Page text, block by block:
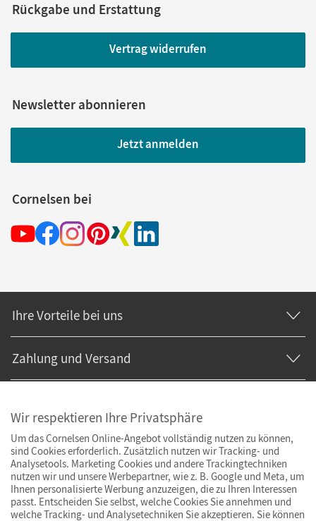
Rückgabe und Erstattung
Vertrag widerrufen
Newsletter abonnieren
Jetzt anmelden
Cornelsen bei
Ihre Vorteile bei uns
Zahlung und Versand
Wir respektieren Ihre Privatsphäre
Um das Cornelsen Online-Angebot vollständig nutzen zu können,
sind Cookies erforderlich. Zusätzlich nutzen wir Tracking- und
Analysetools. Marketing Cookies und andere Trackingtechniken
nutzen wir und unsere Werbepartner, wie z. B. Google und Meta, um
Ihnen personalisierte Werbung anzuzeigen, die zu Ihren Interessen
passt. Entscheiden Sie selbst, welche Cookies Sie annehmen und
welche Tracking- und Analysetechniken Sie akzeptieren. Sie können